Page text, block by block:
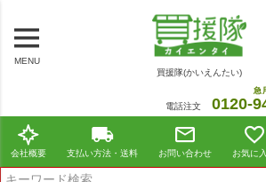
MENU
買援隊(かいえんたい)
電話注文 0120-
急
会社概要 支払い方法・送料 お問い合わせ お気に